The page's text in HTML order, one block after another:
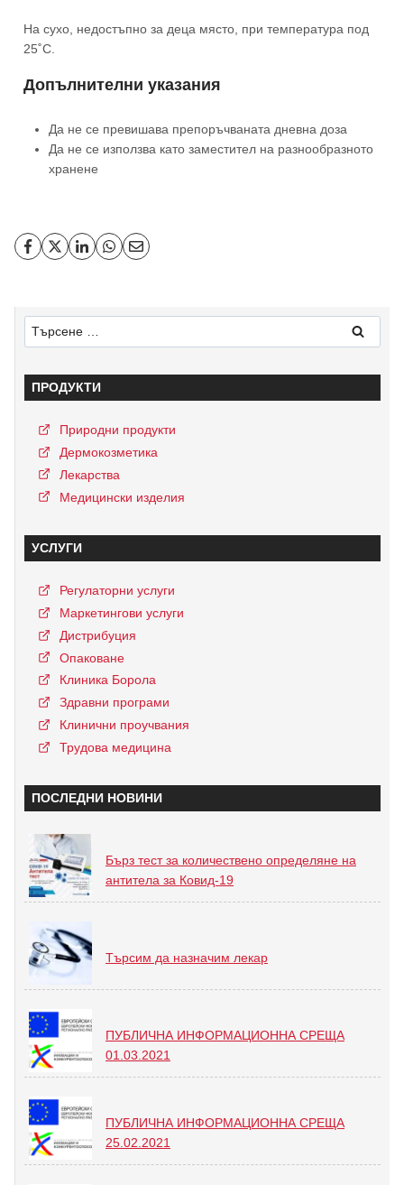
На сухо, недостъпно за деца място, при температура под
25˚С.
Допълнителни указания
Да не се превишава препоръчваната дневна доза
Да не се използва като заместител на разнообразното
хранене
ПРОДУКТИ
Природни продукти
Дермокозметика
Лекарства
Медицински изделия
УСЛУГИ
Регулаторни услуги
Маркетингови услуги
Дистрибуция
Опаковане
Клиника Борола
Здравни програми
Клинични проучвания
Трудова медицина
ПОСЛЕДНИ НОВИНИ
Бърз тест за количествено определяне на
антитела за Ковид-19
Търсим да назначим лекар
ПУБЛИЧНА ИНФОРМАЦИОННА СРЕЩА
01.03.2021
ПУБЛИЧНА ИНФОРМАЦИОННА СРЕЩА
25.02.2021